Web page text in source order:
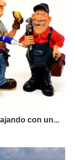
con un...